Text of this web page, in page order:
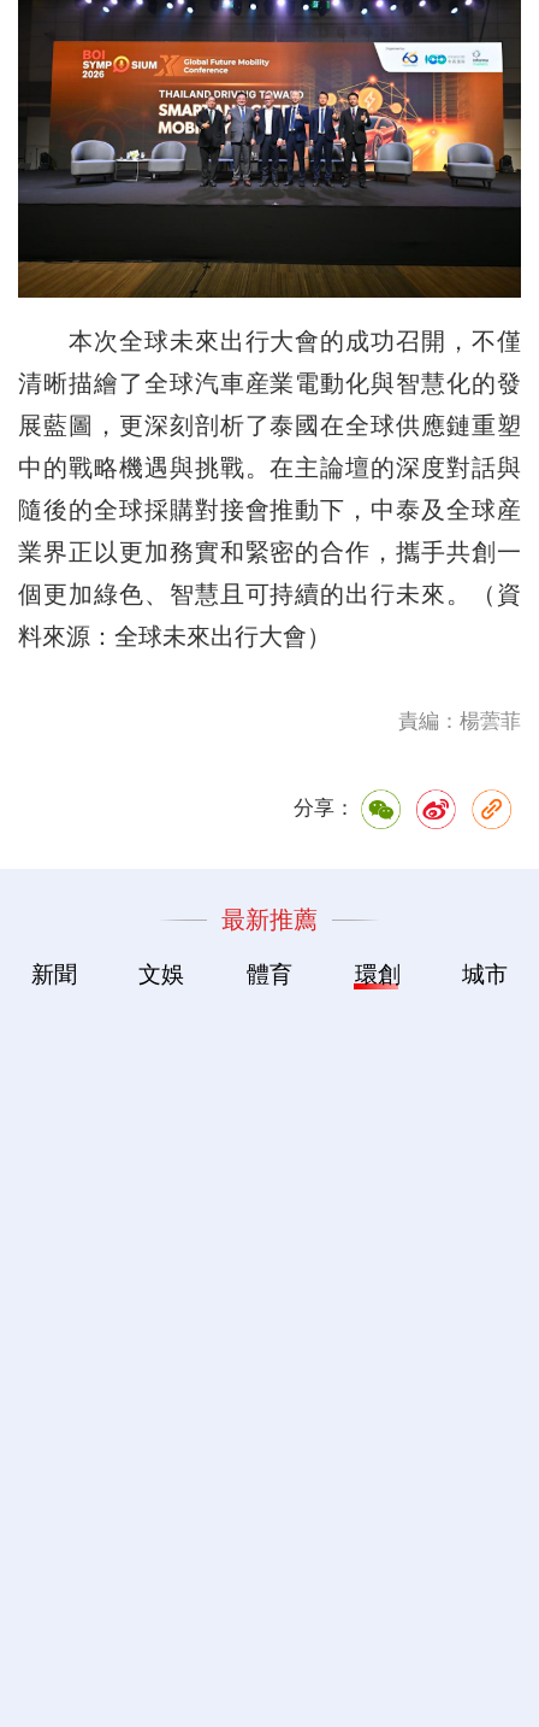
本次全球未來出行大會的成功召開，不僅
清晰描繪了全球汽車産業電動化與智慧化的發
展藍圖，更深刻剖析了泰國在全球供應鏈重塑
中的戰略機遇與挑戰。在主論壇的深度對話與
隨後的全球採購對接會推動下，中泰及全球産
業界正以更加務實和緊密的合作，攜手共創一
個更加綠色、智慧且可持續的出行未來。（資
料來源：全球未來出行大會）
責編：楊蕓菲
分享：
最新推薦
新聞 文娛 體育 環創 城市